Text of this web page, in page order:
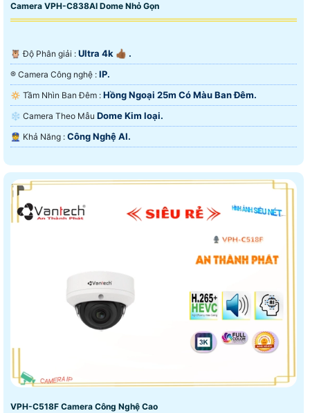
Camera VPH-C838AI Dome Nhỏ Gọn
🦉 Độ Phân giải : Ultra 4k 👍🏾 .
®️ Camera Công nghệ : IP.
🔅 Tầm Nhìn Ban Đêm : Hồng Ngoại 25m Có Màu Ban Ðêm.
❄ Camera Theo Mẫu Dome Kim loại.
️👮 Khả Năng : Công Nghệ AI.
VPH-C518F Camera Công Nghệ Cao